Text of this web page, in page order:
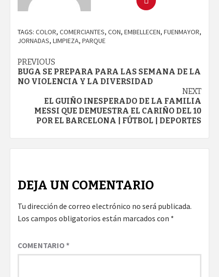
TAGS: COLOR, COMERCIANTES, CON, EMBELLECEN, FUENMAYOR,
JORNADAS, LIMPIEZA, PARQUE
Continue
Reading
PREVIOUS
BUGA SE PREPARA PARA LAS SEMANA DE LA
NO VIOLENCIA Y LA DIVERSIDAD
NEXT
EL GUIÑO INESPERADO DE LA FAMILIA
MESSI QUE DEMUESTRA EL CARIÑO DEL 10
POR EL BARCELONA | FÚTBOL | DEPORTES
DEJA UN COMENTARIO
Tu dirección de correo electrónico no será publicada.
Los campos obligatorios están marcados con *
COMENTARIO*